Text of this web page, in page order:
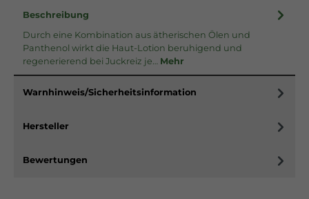
Beschreibung
Durch eine Kombination aus ätherischen Ölen und
Panthenol wirkt die Haut-Lotion beruhigend und
regenerierend bei Juckreiz je… Mehr
Warnhinweis/Sicherheitsinformation
Hersteller
Bewertungen